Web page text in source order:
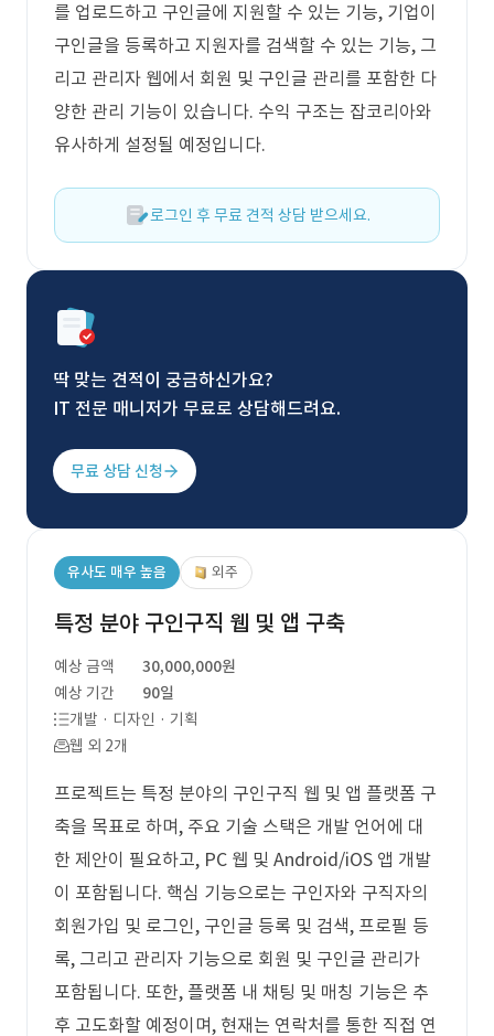
를 업로드하고 구인글에 지원할 수 있는 기능, 기업이
구인글을 등록하고 지원자를 검색할 수 있는 기능, 그
리고 관리자 웹에서 회원 및 구인글 관리를 포함한 다
양한 관리 기능이 있습니다. 수익 구조는 잡코리아와
유사하게 설정될 예정입니다.
로그인 후 무료 견적 상담 받으세요.
딱 맞는 견적이 궁금하신가요?
IT 전문 매니저가 무료로 상담해드려요.
무료 상담 신청
유사도 매우 높음 외주
특정 분야 구인구직 웹 및 앱 구축
예상 금액
30,000,000원
예상 기간
90일
개발 · 디자인 · 기획
웹 외 2개
프로젝트는 특정 분야의 구인구직 웹 및 앱 플랫폼 구
축을 목표로 하며, 주요 기술 스택은 개발 언어에 대
한 제안이 필요하고, PC 웹 및 Android/iOS 앱 개발
이 포함됩니다. 핵심 기능으로는 구인자와 구직자의
회원가입 및 로그인, 구인글 등록 및 검색, 프로필 등
록, 그리고 관리자 기능으로 회원 및 구인글 관리가
포함됩니다. 또한, 플랫폼 내 채팅 및 매칭 기능은 추
후 고도화할 예정이며, 현재는 연락처를 통한 직접 연